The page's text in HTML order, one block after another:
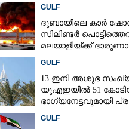
GULF
ദുബായിലെ കാർ
സിലിണ്ടർ
മലയാളിയ്ക്ക്
GULF
13 ഇനി അശുഭ
യുഎഇയിൽ 51
ഭാഗ്യനേട്ടവുമായി
GULF